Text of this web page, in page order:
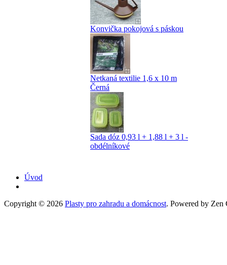
Konvička pokojová s páskou
Netkaná textilie 1,6 x 10 m
Černá
Sada dóz 0,93 l + 1,88 l + 3 l -
obdélníkové
Úvod
Copyright © 2026 Plasty pro zahradu a domácnost. Powered by Zen